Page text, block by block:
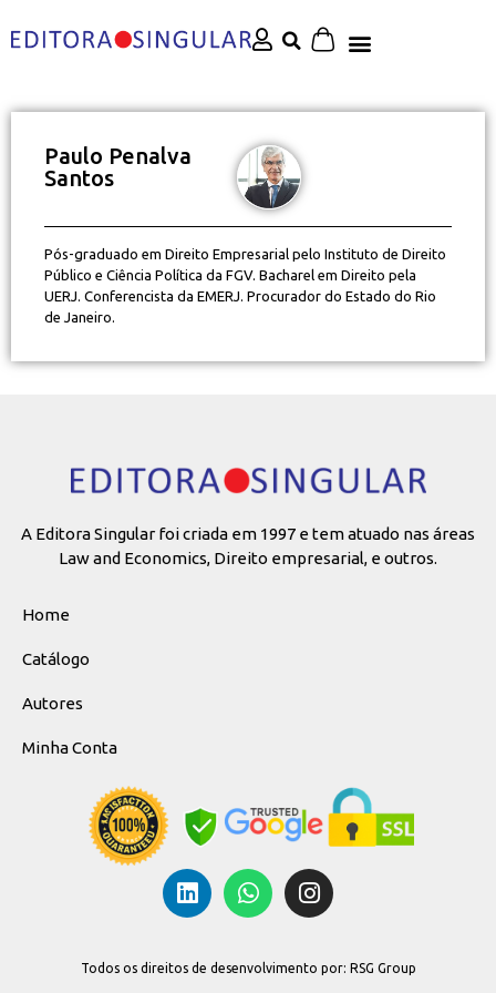
Paulo Penalva
Santos
Pós-graduado em Direito Empresarial pelo Instituto de Direito
Público e Ciência Política da FGV. Bacharel em Direito pela
UERJ. Conferencista da EMERJ. Procurador do Estado do Rio
de Janeiro.
A Editora Singular foi criada em 1997 e tem atuado nas áreas
Law and Economics, Direito empresarial, e outros.
Home
Catálogo
Autores
Minha Conta
Todos os direitos de desenvolvimento por: RSG Group